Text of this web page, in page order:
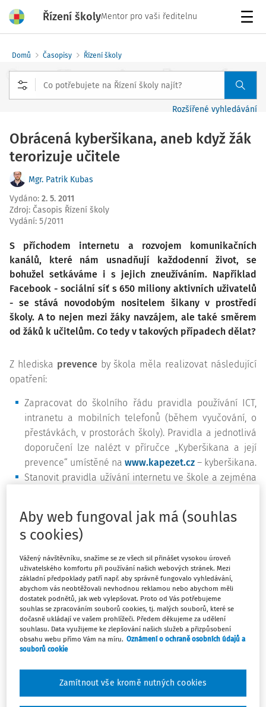
Řízení školyMentor pro vaši ředitelnu
Domů Časopisy Řízení školy
Rozšířené vyhledávání
Obrácená kyberšikana, aneb když žák
terorizuje učitele
Mgr. Patrik Kubas
Vydáno: 2. 5. 2011
Zdroj: Časopis Řízení školy
Vydání: 5/2011
S příchodem internetu a rozvojem komunikačních
kanálů, které nám usnadňují každodenní život, se
bohužel setkáváme i s jejich zneužíváním. Například
Facebook - sociální síť s 650 miliony aktivních uživatelů
- se stává novodobým nositelem šikany v prostředí
školy. A to nejen mezi žáky navzájem, ale také směrem
od žáků k učitelům. Co tedy v takových případech dělat?
Z hlediska prevenceby škola měla realizovat následující
opatření:
Zapracovat do školního řádu pravidla používání ICT,
intranetu a mobilních telefonů (během vyučování, o
přestávkách, v prostorách školy). Pravidla a jednotlivá
doporučení lze nalézt v příručce „Kyberšikana a její
prevence“ umístěné na www.kapezet.cz – kyberšikana.
Stanovit pravidla užívání internetu ve škole a zejména
Informovat žáky o neetiketě a „listině práv na
internetu“.
vyučujícímu umožňuje informovat se přes svůj počítač,
co právě žák na své ploše dělá, zaznamenává provoz
(např. zdarma dostupná aplikace iTALC). Informovat o
tomto opatření žáky.
Nastavit vhodné automatické blokování vybraných
webových stránek poskytovatelem služby (podle
pornografii apod.).
Při hodinách zamezit přístup na stránky s hrami, chaty,
sociálními sítěmi apod.
Aby web fungoval jak má (souhlas
s cookies)
Vážený návštěvníku, snažíme se ze všech sil přinášet vysokou úroveň
uživatelského komfortu při používání našich webových stránek. Mezi
základní předpoklady patří např. aby správně fungovalo vyhledávání,
abychom vás neobtěžovali nevhodnou reklamou nebo abychom měli
dostatek podnětů, jak web vylepšovat. Proto od Vás potřebujeme
souhlas se zpracováním souborů cookies, tj. malých souborů, které se
dočasně ukládají ve vašem prohlížeči. Předem děkujeme za udělení
souhlasu. Data využijeme ke zlepšování našich služeb a přizpůsobení
obsahu webu přímo Vám na míru. Oznámení o ochraně osobních údajů a
souborů cookie
Zamítnout vše kromě nutných cookies